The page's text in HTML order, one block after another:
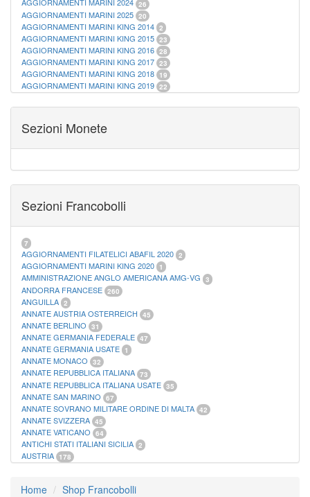
AGGIORNAMENTI MARINI 2024 26
AGGIORNAMENTI MARINI 2025 20
AGGIORNAMENTI MARINI KING 2014 2
AGGIORNAMENTI MARINI KING 2015 23
AGGIORNAMENTI MARINI KING 2016 28
AGGIORNAMENTI MARINI KING 2017 23
AGGIORNAMENTI MARINI KING 2018 19
AGGIORNAMENTI MARINI KING 2019 22
ALBUM PER CARTAMONETA 1
CARTELLE FILATELICHE MARINI
21
FOGLI FILATELICI VATICANO 37
FOGLI MARINI PERIODI SEPARATI VATICANO
MATERIALE FILATELICO MARINI 33
RACCOGLITORI XL
Sezioni Monete
Sezioni Francobolli
7
AGGIORNAMENTI FILATELICI ABAFIL 2020 2
AGGIORNAMENTI MARINI KING 2020 1
AMMINISTRAZIONE ANGLO AMERICANA AMG-VG 3
ANDORRA FRANCESE 260
ANGUILLA 2
ANNATE AUSTRIA OSTERREICH 45
ANNATE BERLINO 31
ANNATE GERMANIA FEDERALE 47
ANNATE GERMANIA USATE 1
ANNATE MONACO 32
ANNATE REPUBBLICA ITALIANA 73
ANNATE REPUBBLICA ITALIANA USATE 35
ANNATE SAN MARINO 67
ANNATE SOVRANO MILITARE ORDINE DI MALTA 42
ANNATE SVIZZERA 45
ANNATE VATICANO 64
ANTICHI STATI ITALIANI SICILIA 2
AUSTRIA 178
CASTELROSSO 10
Home
Shop Francobolli